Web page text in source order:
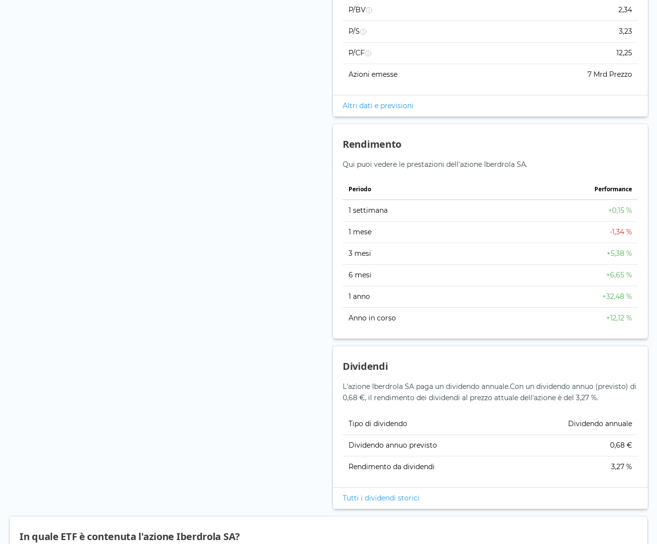
P/BV 2,34
P/S 3,23
P/CF 12,25
Azioni emesse 7 Mrd Prezzo
Altri dati e previsioni
Rendimento
Qui puoi vedere le prestazioni dell'azione Iberdrola SA.
Periodo Performance
1 settimana +0,15 %
1 mese -1,34 %
3 mesi +5,38 %
6 mesi +6,65 %
1 anno +32,48 %
Anno in corso +12,12 %
Dividendi
L'azione Iberdrola SA paga un dividendo annuale.Con un dividendo annuo (previsto) di
0,68 €, il rendimento dei dividendi al prezzo attuale dell'azione è del 3,27 %.
Tipo di dividendo Dividendo annuale
Dividendo annuo previsto 0,68 €
Rendimento da dividendi 3,27 %
Tutti i dividendi storici
In quale ETF è contenuta l'azione Iberdrola SA?